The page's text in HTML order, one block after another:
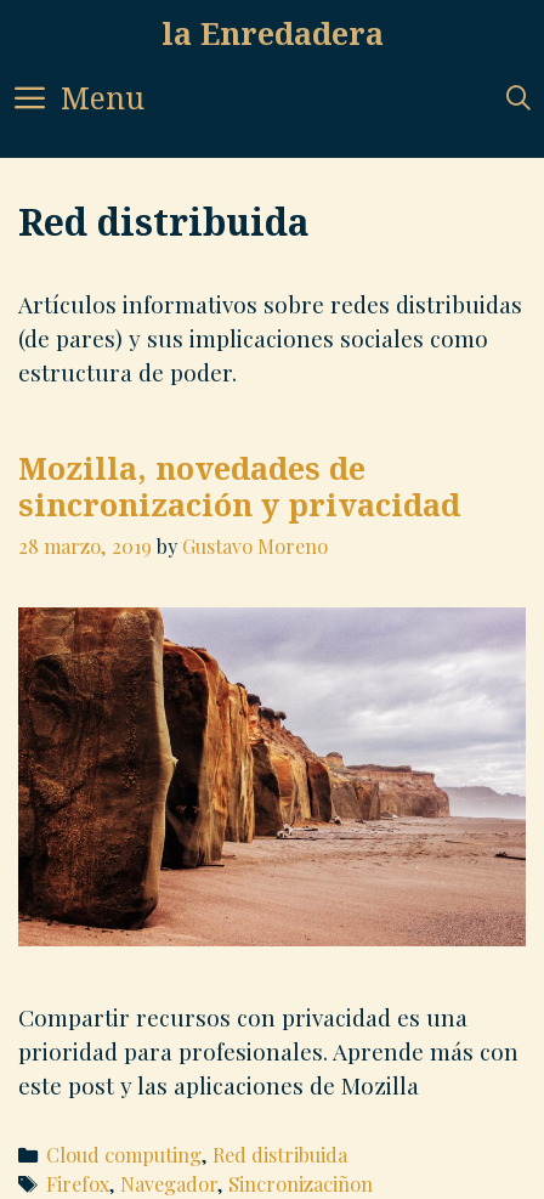
content
la Enredadera
Menu
Red distribuida
Artículos informativos sobre redes distribuidas
(de pares) y sus implicaciones sociales como
estructura de poder.
Mozilla, novedades de
sincronización y privacidad
28 marzo, 2019 by Gustavo Moreno
Compartir recursos con privacidad es una
prioridad para profesionales. Aprende más con
este post y las aplicaciones de Mozilla
Categories
Cloud computing, Red distribuida
Tags
Firefox, Navegador, Sincronizaciñon